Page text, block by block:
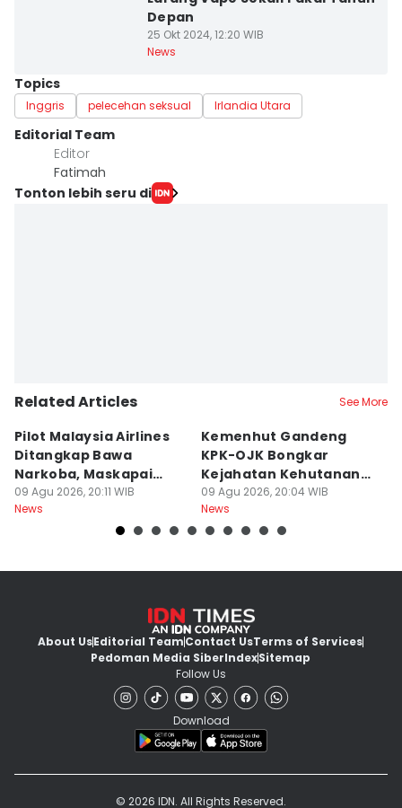
Depan
25 Okt 2024, 12:20 WIB
News
Topics
Inggris pelecehan seksual Irlandia Utara
Editorial Team
Editor
Fatimah
Tonton lebih seru di
Related Articles See More
Pilot Malaysia Airlines
Ditangkap Bawa
Narkoba, Maskapai
Perketat Tes
09 Agu 2026, 20:11 WIB
News
Kemenhut Gandeng
KPK-OJK Bongkar
Kejahatan Kehutanan
dan Satwa Liar
09 Agu 2026, 20:04 WIB
News
About UsEditorial TeamContact UsTerms of Services
Pedoman Media SiberIndexSitemap
Follow Us
Download
© 2026 IDN. All Rights Reserved.